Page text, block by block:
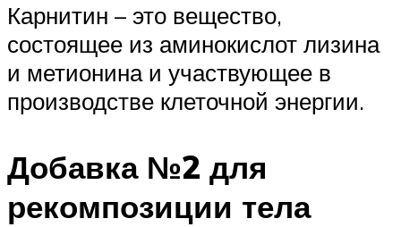
Карнитин – это вещество,
состоящее из аминокислот лизина
и метионина и участвующее в
производстве клеточной энергии.
Добавка №2 для
рекомпозиции тела